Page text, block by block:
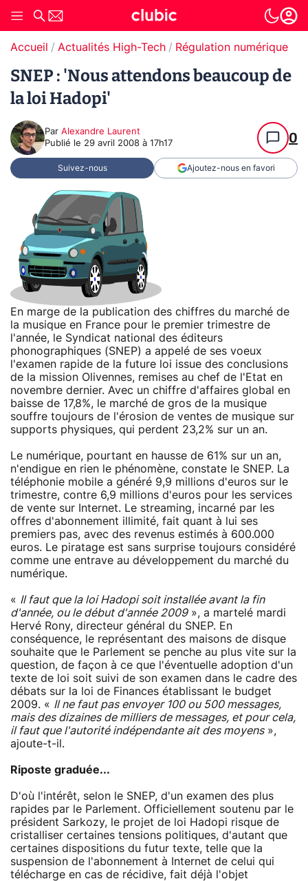
Accueil Actualités High-Tech Régulation numérique
SNEP : 'Nous attendons beaucoup de
la loi Hadopi'
Par Alexandre Laurent
Publié le 29 avril 2008 à 17h17 0
Suivez-nous Ajoutez-nous en favori
En marge de la publication des chiffres du marché de
la musique en France pour le premier trimestre de
l'année, le Syndicat national des éditeurs
phonographiques (SNEP) a appelé de ses voeux
l'examen rapide de la future loi issue des conclusions
de la mission Olivennes, remises au chef de l'Etat en
novembre dernier. Avec un chiffre d'affaires global en
baisse de 17,8%, le marché de gros de la musique
souffre toujours de l'érosion de ventes de musique sur
supports physiques, qui perdent 23,2% sur un an.
Le numérique, pourtant en hausse de 61% sur un an,
n'endigue en rien le phénomène, constate le SNEP. La
téléphonie mobile a généré 9,9 millions d'euros sur le
trimestre, contre 6,9 millions d'euros pour les services
de vente sur Internet. Le streaming, incarné par les
offres d'abonnement illimité, fait quant à lui ses
premiers pas, avec des revenus estimés à 600.000
euros. Le piratage est sans surprise toujours considéré
comme une entrave au développement du marché du
numérique.
« Il faut que la loi Hadopi soit installée avant la fin
d'année, ou le début d'année 2009», a martelé mardi
Hervé Rony, directeur général du SNEP. En
conséquence, le représentant des maisons de disque
souhaite que le Parlement se penche au plus vite sur la
question, de façon à ce que l'éventuelle adoption d'un
texte de loi soit suivi de son examen dans le cadre des
débats sur la loi de Finances établissant le budget
2009. « Il ne faut pas envoyer 100 ou 500 messages,
mais des dizaines de milliers de messages, et pour cela,
il faut que l'autorité indépendante ait des moyens»,
ajoute-t-il.
Riposte graduée...
D'où l'intérêt, selon le SNEP, d'un examen des plus
rapides par le Parlement. Officiellement soutenu par le
président Sarkozy, le projet de loi Hadopi risque de
cristalliser certaines tensions politiques, d'autant que
certaines dispositions du futur texte, telle que la
suspension de l'abonnement à Internet de celui qui
télécharge en cas de récidive, fait déjà l'objet